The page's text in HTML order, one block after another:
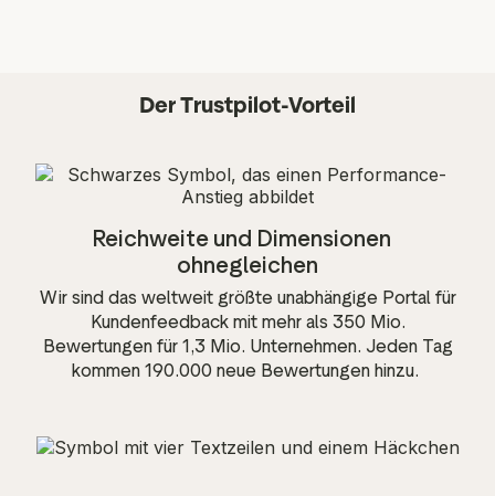
Der Trustpilot-Vorteil
Reichweite und Dimensionen
ohnegleichen
Wir sind das weltweit größte unabhängige Portal für
Kundenfeedback mit mehr als 350 Mio.
Bewertungen für 1,3 Mio. Unternehmen. Jeden Tag
kommen 190.000 neue Bewertungen hinzu.